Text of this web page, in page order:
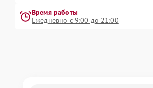
Время работы
Ежедневно с 9:00 до 21:00